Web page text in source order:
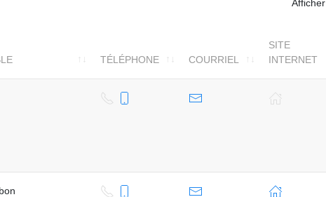
Afficher
TÉLÉPHONE COURRIEL
SITE
INTERNET